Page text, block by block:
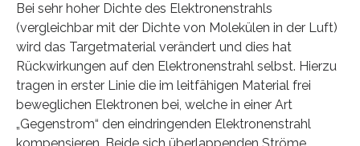
Bei sehr hoher Dichte des Elektronenstrahls
(vergleichbar mit der Dichte von Molekülen in der Luft)
wird das Targetmaterial verändert und dies hat
Rückwirkungen auf den Elektronenstrahl selbst. Hierzu
tragen in erster Linie die im leitfähigen Material frei
beweglichen Elektronen bei, welche in einer Art
„Gegenstrom“ den eindringenden Elektronenstrahl